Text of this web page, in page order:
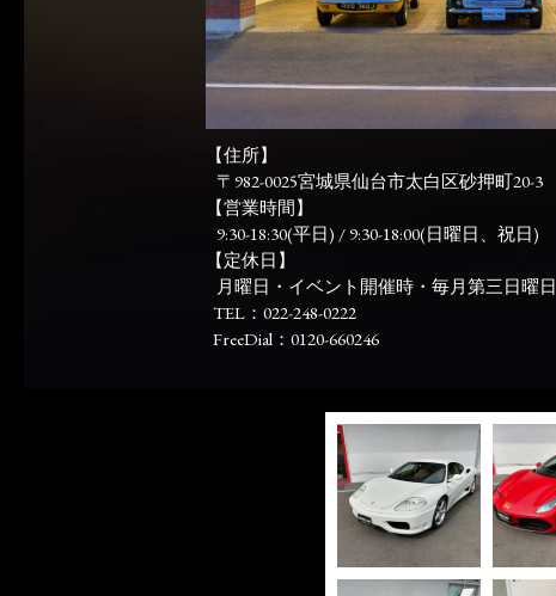
【住所】
〒982-0025宮城県仙台市太白区砂押町20-3
【営業時間】
9:30-18:30(平日) / 9:30-18:00(日曜日、祝日)
【定休日】
月曜日・イベント開催時・毎月第三日曜日
TEL：022-248-0222
FreeDial：0120-660246